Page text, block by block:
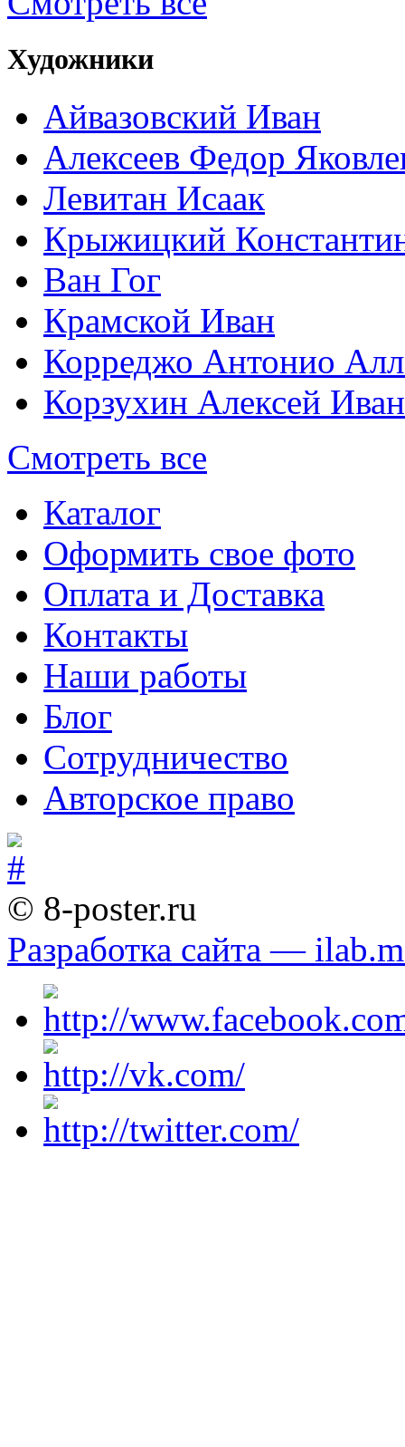
Художники
Айвазовский Иван
Алексеев Федор
Левитан Исаак
Крыжицкий
Ван Гог
Крамской Иван
Корреджо Антонио
Корзухин Алексей
Смотреть все
Каталог
Оформить свое фото
Оплата и Доставка
Контакты
Наши работы
Блог
Сотрудничество
Авторское право
© 8-poster.ru
Разработка сайта —